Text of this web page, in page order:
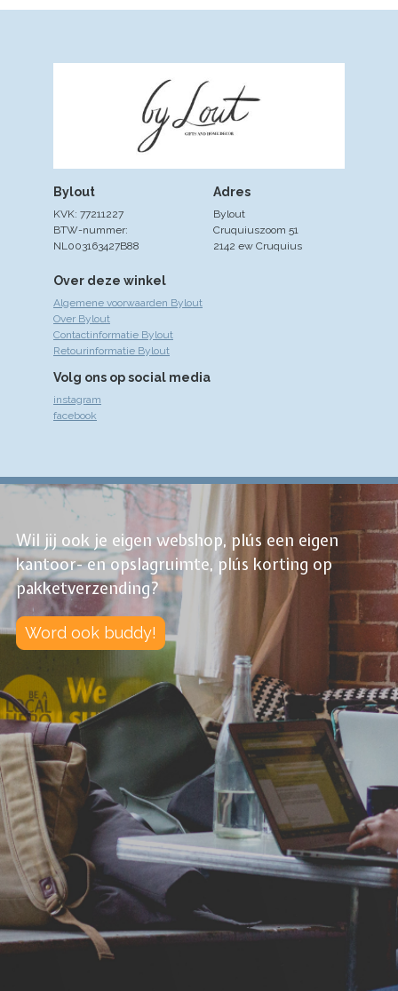
Over deze winkel
Algemene voorwaarden Bylout
Over Bylout
Contactinformatie Bylout
Retourinformatie Bylout
Volg ons op social media
instagram
facebook
Adres
Bylout
Cruquiuszoom 51
2142 ew Cruquius
Bylout
KVK: 77211227
BTW-nummer:
NL003163427B88
Wil jij ook je eigen webshop, plús een eigen
kantoor- en opslagruimte, plús korting op
pakketverzending?
Word ook buddy!